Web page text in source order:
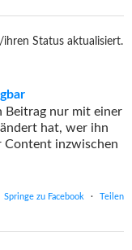
ihren Status aktualisiert.
Beitrag nur mit einer
hat, wer ihn
Content inzwischen
Springe zu Facebook · Teilen